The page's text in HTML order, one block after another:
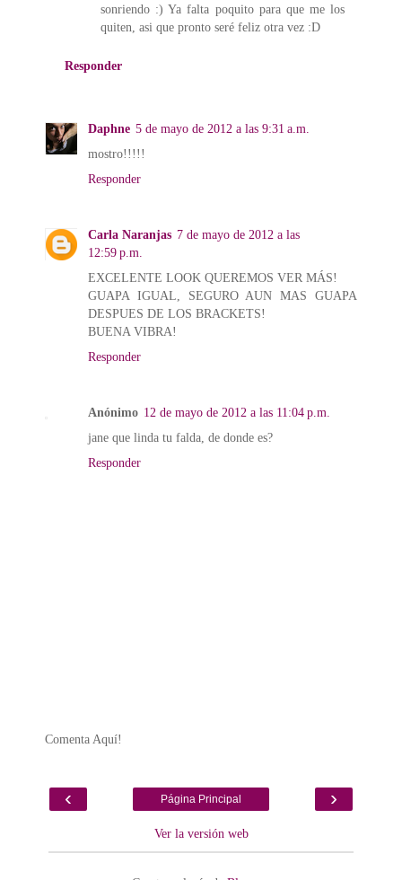
sonriendo :) Ya falta poquito para que me los
quiten, asi que pronto seré feliz otra vez :D
Responder
Daphne 5 de mayo de 2012 a las 9:31 a.m.
mostro!!!!!
Responder
Carla Naranjas 7 de mayo de 2012 a las
12:59 p.m.
EXCELENTE LOOK QUEREMOS VER MÁS!
GUAPA IGUAL, SEGURO AUN MAS GUAPA
DESPUES DE LOS BRACKETS!
BUENA VIBRA!
Responder
Anónimo 12 de mayo de 2012 a las 11:04 p.m.
jane que linda tu falda, de donde es?
Responder
Comenta Aquí!
‹ ›
Página Principal
Ver la versión web